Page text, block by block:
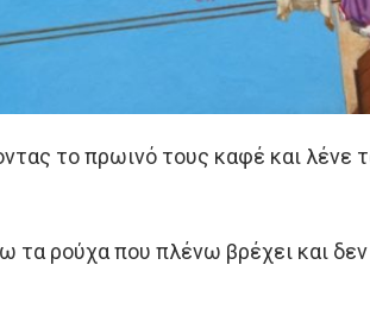
το πρωινό τους καφέ και λένε
τα ρούχα που πλένω βρέχει και δεν